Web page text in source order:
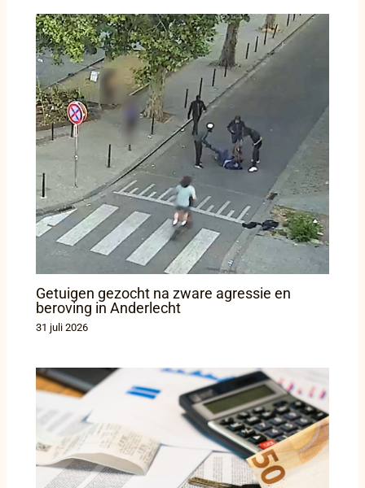
Getuigen gezocht na zware agressie en
beroving in Anderlecht
31 juli 2026